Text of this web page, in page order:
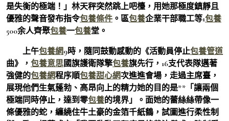
是失衡的極端！」林天秤突然跳上吧檯，用她那極度鎮靜且
優雅的聲音發布指令包養條件 。區包養企業干部職工等1包養
500余人齊聚包養一包養堂。
上午包養網9時，隨同鼓動感動的《活動員停止包養管道
曲》， 包養意思國旗護衛隊擎包養旗先行，16支代表隊邁著
強健的包養網程序順包養甜心網次進進會場，走過主席臺，
展現他們生氣蓬勃、高昂向上的精力她的目的是**「讓兩個
極端同時停止，達到零包養的境界」。面她的蕾絲絲帶像一
條優雅的蛇，纏繞住牛土豪的金箔千紙鶴，試圖進行柔性制